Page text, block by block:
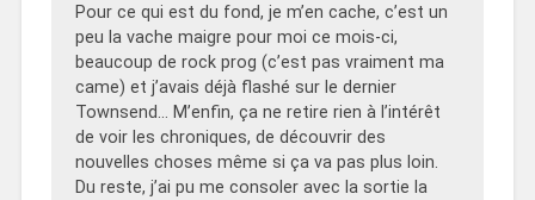
Pour ce qui est du fond, je m’en cache, c’est un
peu la vache maigre pour moi ce mois-ci,
beaucoup de rock prog (c’est pas vraiment ma
came) et j’avais déjà flashé sur le dernier
Townsend… M’enfin, ça ne retire rien à l’intérêt
de voir les chroniques, de découvrir des
nouvelles choses même si ça va pas plus loin.
Du reste, j’ai pu me consoler avec la sortie la